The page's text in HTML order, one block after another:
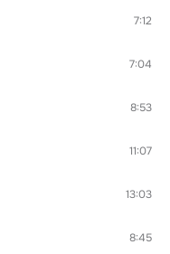
7:12
7:04
8:53
11:07
13:03
8:45